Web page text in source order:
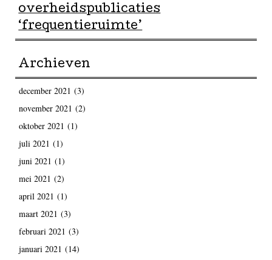
overheidspublicaties
‘frequentieruimte’
Archieven
december 2021 (3)
november 2021 (2)
oktober 2021 (1)
juli 2021 (1)
juni 2021 (1)
mei 2021 (2)
april 2021 (1)
maart 2021 (3)
februari 2021 (3)
januari 2021 (14)